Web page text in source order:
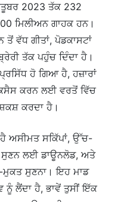
2023 ਤੱਕ 232
ਮਿਲੀਅਨ ਗਾਹਕ ਹਨ।
ਵੱਧ ਗੀਤਾਂ, ਪੋਡਕਾਸਟਾਂ
ਤੱਕ ਪਹੁੰਚ ਦਿੰਦਾ ਹੈ।
ਹੋ ਗਿਆ ਹੈ, ਹਜ਼ਾਰਾਂ
ਕਰਨ ਲਈ ਵਰਤੋਂ ਵਿੱਚ
ਕਰਦਾ ਹੈ।
ਅਸੀਮਤ ਸਕਿੱਪਾਂ, ਉੱਚ-
ਸੁਣਨ ਲਈ ਡਾਊਨਲੋਡ, ਅਤੇ
ਸੁਣਨਾ। ਇਹ ਮਾਡ
ਨੂੰ ਲੈਂਦਾ ਹੈ, ਭਾਵੇਂ ਤੁਸੀਂ ਇੱਕ